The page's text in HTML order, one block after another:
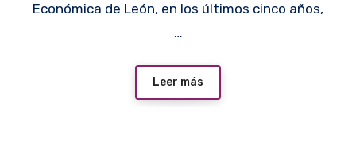
Económica de León, en los últimos cinco años,
…
Leer más